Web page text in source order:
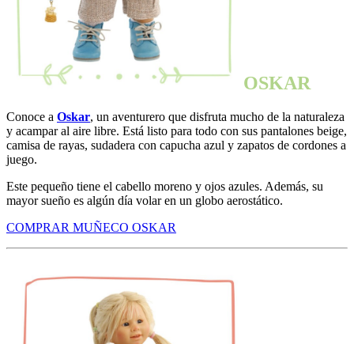
OSKAR
Conoce a Oskar, un aventurero que disfruta mucho de la naturaleza
y acampar al aire libre. Está listo para todo con sus pantalones beige,
camisa de rayas, sudadera con capucha azul y zapatos de cordones a
juego.
Este pequeño tiene el cabello moreno y ojos azules. Además, su
mayor sueño es algún día volar en un globo aerostático.
COMPRAR MUÑECO OSKAR